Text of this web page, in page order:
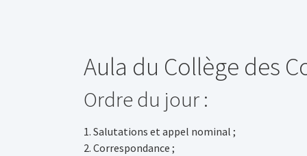
Aula du Collège des
Ordre du jour :
1. Salutations et appel nominal ;
2. Correspondance ;